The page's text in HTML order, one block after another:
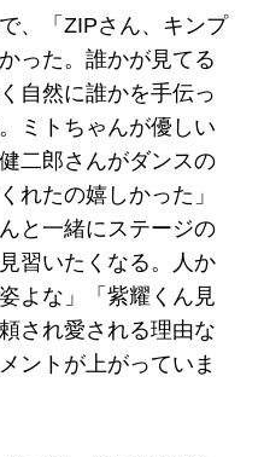
、「ZIPさん、キンプ
った。誰かが見てる
自然に誰かを手伝っ
ミトちゃんが優しい
二郎さんがダンスの
れたの嬉しかった」
と一緒にステージの
習いたくなる。人か
よな」「紫耀くん見
され愛される理由な
ントが上がっていま